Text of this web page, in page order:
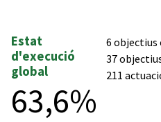
Estat
d'execució
global
63,6%
6
37
211